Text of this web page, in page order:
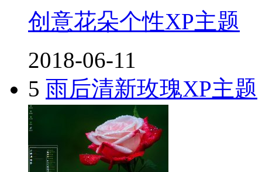
创意花朵个性XP主题
2018-06-11
5 雨后清新玫瑰XP主题